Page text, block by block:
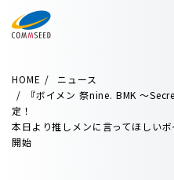
HOME
ニュース
『ボイメン 祭nine. BMK 〜
定！
本日より推しメンに言ってほしい
開始